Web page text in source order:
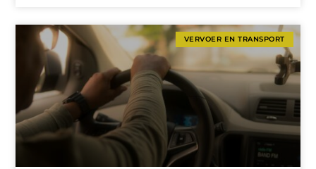
VERVOER EN TRANSPORT